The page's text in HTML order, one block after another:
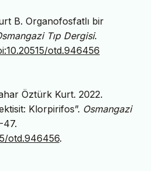
B. Organofosfatlı bir
Tıp Dergisi.
otd.946456
Öztürk Kurt. 2022.
Klorpirifos”. Osmangazi
47.
otd.946456.